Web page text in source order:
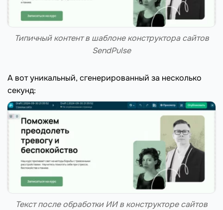
Типичный контент в шаблоне конструктора сайтов
SendPulse
А вот уникальный, сгенерированный за несколько
секунд:
Текст после обработки ИИ в конструкторе сайтов